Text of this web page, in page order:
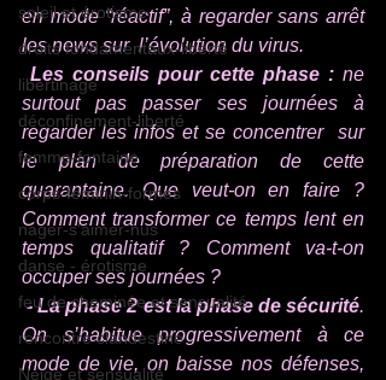
soleil et érotisme
droits fondamentaux-liberté
libertinage
déconfinement-liberté
femme-fontaine
corps-féminin-formes
nager-s'aimer-nus
danse - érotisme
feu de cheminée et sensualité
rencontre clandestine
Neige et sensualité
en mode “réactif”, à regarder sans arrêt
les news sur  l’évolution du virus.
Les conseils pour cette phase : ne
surtout pas passer ses journées à
regarder les infos et se concentrer  sur
le plan de préparation de cette
quarantaine. Que veut-on en faire ?
Comment transformer ce temps lent en
temps qualitatif ? Comment va-t-on
occuper ses journées ?
- La phase 2 est la phase de sécurité.
On s’habitue progressivement à ce
mode de vie, on baisse nos défenses,